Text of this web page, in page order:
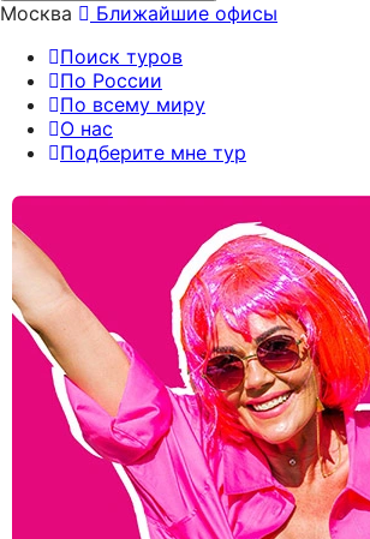
Москва
Ближайшие офисы
Поиск туров
По России
По всему миру
О нас
Подберите мне тур